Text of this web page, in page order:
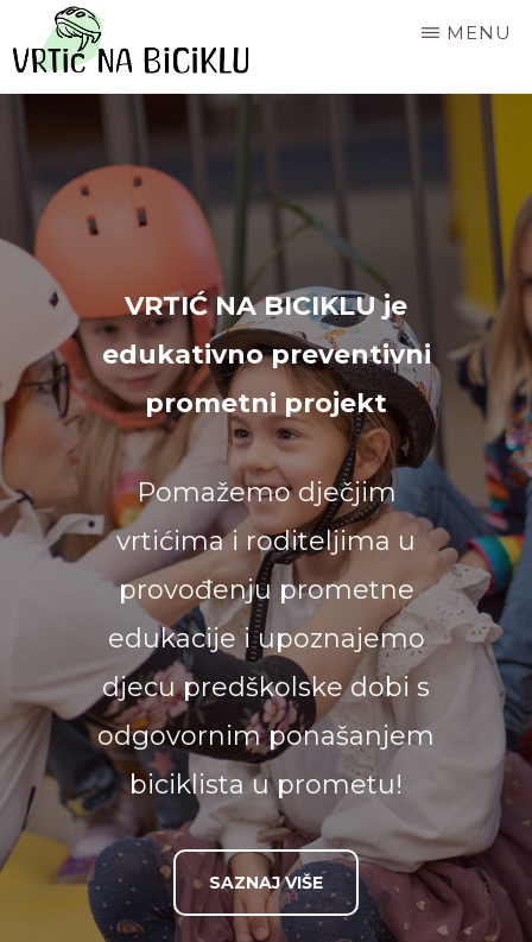
to
main
VRTIĆ
Edukativno
prometni
projekt
MENU
VRTIĆ NA BICIKLU je
edukativno preventivni
prometni projekt
Pomažemo dječjim
vrtićima i roditeljima u
provođenju prometne
edukacije i upoznajemo
djecu predškolske dobi s
odgovornim ponašanjem
biciklista u prometu!
SAZNAJ VIŠE